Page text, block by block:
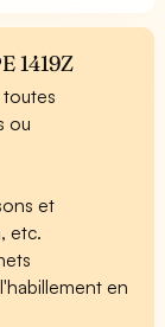
1419Z
ou
et
etc.
en